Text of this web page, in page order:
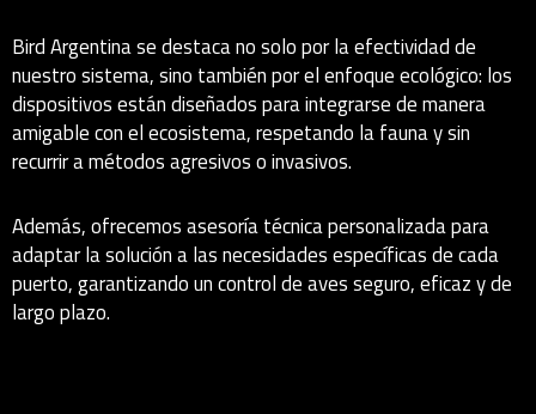
Bird Argentina se destaca no solo por la efectividad de
nuestro sistema, sino también por el enfoque ecológico: los
dispositivos están diseñados para integrarse de manera
amigable con el ecosistema, respetando la fauna y sin
recurrir a métodos agresivos o invasivos.
Además, ofrecemos asesoría técnica personalizada para
adaptar la solución a las necesidades específicas de cada
puerto, garantizando un control de aves seguro, eficaz y de
largo plazo.